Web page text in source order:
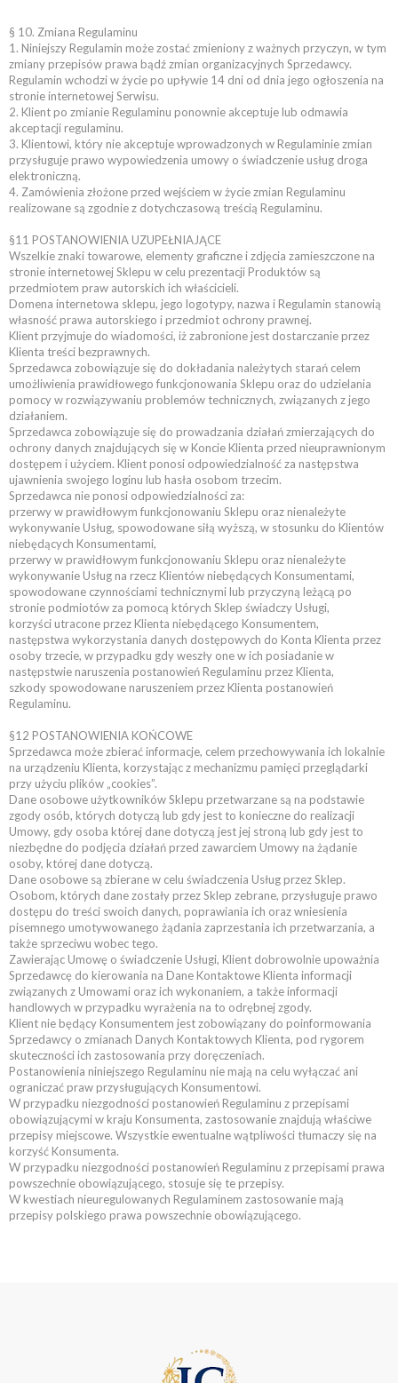
§ 10. Zmiana Regulaminu
1. Niniejszy Regulamin może zostać zmieniony z ważnych przyczyn, w tym
zmiany przepisów prawa bądź zmian organizacyjnych Sprzedawcy.
Regulamin wchodzi w życie po upływie 14 dni od dnia jego ogłoszenia na
stronie internetowej Serwisu.
2. Klient po zmianie Regulaminu ponownie akceptuje lub odmawia
akceptacji regulaminu.
3. Klientowi, który nie akceptuje wprowadzonych w Regulaminie zmian
przysługuje prawo wypowiedzenia umowy o świadczenie usług droga
elektroniczną.
4. Zamówienia złożone przed wejściem w życie zmian Regulaminu
realizowane są zgodnie z dotychczasową treścią Regulaminu.
§11 POSTANOWIENIA UZUPEŁNIAJĄCE
Wszelkie znaki towarowe, elementy graficzne i zdjęcia zamieszczone na
stronie internetowej Sklepu w celu prezentacji Produktów są
przedmiotem praw autorskich ich właścicieli.
Domena internetowa sklepu, jego logotypy, nazwa i Regulamin stanowią
własność prawa autorskiego i przedmiot ochrony prawnej.
Klient przyjmuje do wiadomości, iż zabronione jest dostarczanie przez
Klienta treści bezprawnych.
Sprzedawca zobowiązuje się do dokładania należytych starań celem
umożliwienia prawidłowego funkcjonowania Sklepu oraz do udzielania
pomocy w rozwiązywaniu problemów technicznych, związanych z jego
działaniem.
Sprzedawca zobowiązuje się do prowadzania działań zmierzających do
ochrony danych znajdujących się w Koncie Klienta przed nieuprawnionym
dostępem i użyciem. Klient ponosi odpowiedzialność za następstwa
ujawnienia swojego loginu lub hasła osobom trzecim.
Sprzedawca nie ponosi odpowiedzialności za:
przerwy w prawidłowym funkcjonowaniu Sklepu oraz nienależyte
wykonywanie Usług, spowodowane siłą wyższą, w stosunku do Klientów
niebędących Konsumentami,
przerwy w prawidłowym funkcjonowaniu Sklepu oraz nienależyte
wykonywanie Usług na rzecz Klientów niebędących Konsumentami,
spowodowane czynnościami technicznymi lub przyczyną leżącą po
stronie podmiotów za pomocą których Sklep świadczy Usługi,
korzyści utracone przez Klienta niebędącego Konsumentem,
następstwa wykorzystania danych dostępowych do Konta Klienta przez
osoby trzecie, w przypadku gdy weszły one w ich posiadanie w
następstwie naruszenia postanowień Regulaminu przez Klienta,
szkody spowodowane naruszeniem przez Klienta postanowień
Regulaminu.
§12 POSTANOWIENIA KOŃCOWE
Sprzedawca może zbierać informacje, celem przechowywania ich lokalnie
na urządzeniu Klienta, korzystając z mechanizmu pamięci przeglądarki
przy użyciu plików „cookies”.
Dane osobowe użytkowników Sklepu przetwarzane są na podstawie
zgody osób, których dotyczą lub gdy jest to konieczne do realizacji
Umowy, gdy osoba której dane dotyczą jest jej stroną lub gdy jest to
niezbędne do podjęcia działań przed zawarciem Umowy na żądanie
osoby, której dane dotyczą.
Dane osobowe są zbierane w celu świadczenia Usług przez Sklep.
Osobom, których dane zostały przez Sklep zebrane, przysługuje prawo
dostępu do treści swoich danych, poprawiania ich oraz wniesienia
pisemnego umotywowanego żądania zaprzestania ich przetwarzania, a
także sprzeciwu wobec tego.
Zawierając Umowę o świadczenie Usługi, Klient dobrowolnie upoważnia
Sprzedawcę do kierowania na Dane Kontaktowe Klienta informacji
związanych z Umowami oraz ich wykonaniem, a także informacji
handlowych w przypadku wyrażenia na to odrębnej zgody.
Klient nie będący Konsumentem jest zobowiązany do poinformowania
Sprzedawcy o zmianach Danych Kontaktowych Klienta, pod rygorem
skuteczności ich zastosowania przy doręczeniach.
Postanowienia niniejszego Regulaminu nie mają na celu wyłączać ani
ograniczać praw przysługujących Konsumentowi.
W przypadku niezgodności postanowień Regulaminu z przepisami
obowiązującymi w kraju Konsumenta, zastosowanie znajdują właściwe
przepisy miejscowe. Wszystkie ewentualne wątpliwości tłumaczy się na
korzyść Konsumenta.
W przypadku niezgodności postanowień Regulaminu z przepisami prawa
powszechnie obowiązującego, stosuje się te przepisy.
W kwestiach nieuregulowanych Regulaminem zastosowanie mają
przepisy polskiego prawa powszechnie obowiązującego.